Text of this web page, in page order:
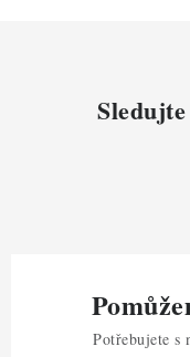
Potřebujete s